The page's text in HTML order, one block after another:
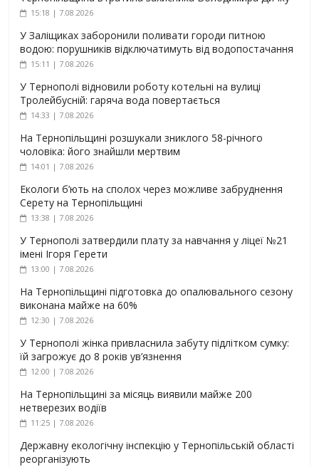
15:18 | 7.08.2026
У Заліщиках заборонили поливати городи питною
водою: порушників відключатимуть від водопостачання
15:11 | 7.08.2026
У Тернополі відновили роботу котельні на вулиці
Тролейбусній: гаряча вода повертається
14:33 | 7.08.2026
На Тернопільщині розшукали зниклого 58-річного
чоловіка: його знайшли мертвим
14:01 | 7.08.2026
Екологи б’ють на сполох через можливе забруднення
Серету на Тернопільщині
13:38 | 7.08.2026
У Тернополі затвердили плату за навчання у ліцеї №21
імені Ігоря Герети
13:00 | 7.08.2026
На Тернопільщині підготовка до опалювального сезону
виконана майже на 60%
12:30 | 7.08.2026
У Тернополі жінка привласнила забуту підлітком сумку:
їй загрожує до 8 років ув’язнення
12:00 | 7.08.2026
На Тернопільщині за місяць виявили майже 200
нетверезих водіїв
11:25 | 7.08.2026
Державну екологічну інспекцію у Тернопільській області
реорганізують